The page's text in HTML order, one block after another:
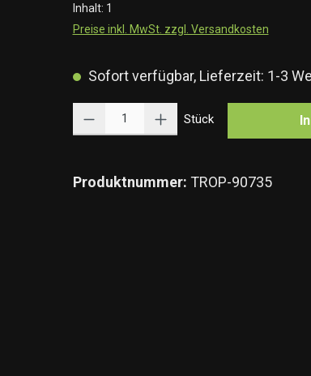
Inhalt: 1
Preise inkl. MwSt. zzgl. Versandkosten
Sofort verfügbar, Lieferzeit: 1-3
Stück
Produktnummer: TROP-90735